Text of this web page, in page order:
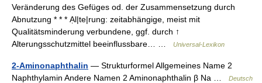
Veränderung des Gefüges od. der Zusammensetzung durch
Abnutzung * * * Ạl|te|rung: zeitabhängige, meist mit
Qualitätsminderung verbundene, ggf. durch ↑
Alterungsschutzmittel beeinflussbare… …
Universal-Lexikon
2-Aminonaphthalin — Strukturformel Allgemeines Name 2
Naphthylamin Andere Namen 2 Aminonaphthalin β Na …
Deutsch